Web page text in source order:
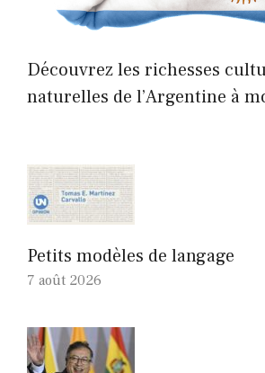
Découvrez les richesses
naturelles de l’Argentine à
Petits modèles de langage
7 août 2026